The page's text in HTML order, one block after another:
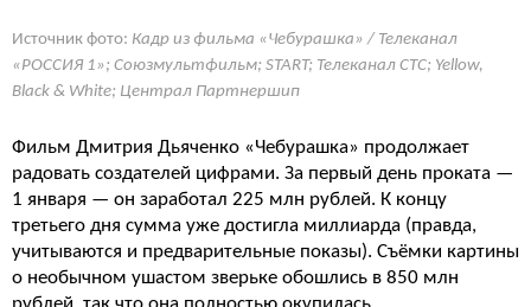
Источник фото: Кадр из фильма «Чебурашка» / Телеканал
«РОССИЯ 1»; Союзмультфильм; START; Телеканал СТС; Yellow,
Black & White; Централ Партнершип
Фильм Дмитрия Дьяченко «Чебурашка» продолжает
радовать создателей цифрами. За первый день проката —
1 января — он заработал 225 млн рублей. К концу
третьего дня сумма уже достигла миллиарда (правда,
учитываются и предварительные показы). Съёмки картины
о необычном ушастом зверьке обошлись в 850 млн